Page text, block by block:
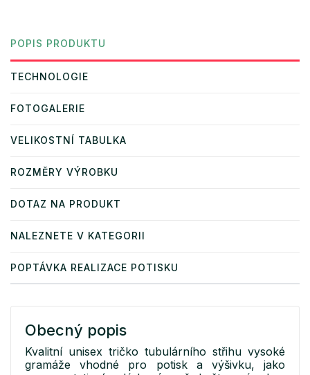
POPIS PRODUKTU
TECHNOLOGIE
FOTOGALERIE
VELIKOSTNÍ TABULKA
ROZMĚRY VÝROBKU
DOTAZ NA PRODUKT
NALEZNETE V KATEGORII
POPTÁVKA REALIZACE POTISKU
Obecný popis
Kvalitní unisex tričko tubulárního střihu vysoké
gramáže vhodné pro potisk a výšivku, jako